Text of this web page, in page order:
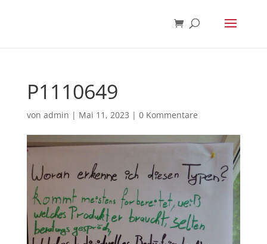
P1110649
von admin | Mai 11, 2023 | 0 Kommentare